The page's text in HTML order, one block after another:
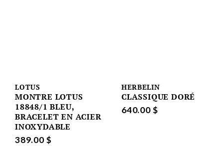
LOTUS
MONTRE LOTUS
18848/1 BLEU,
BRACELET EN ACIER
INOXYDABLE
389.00 $
HERBELIN
CLASSIQUE DORÉ
640.00 $